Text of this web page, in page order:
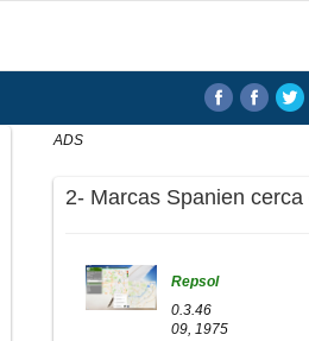
ADS
2- Marcas Spanien cerca
Repsol
0.3.46
09, 1975